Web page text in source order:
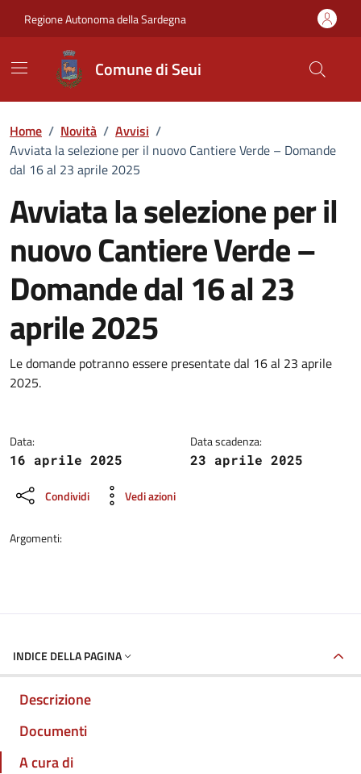
Regione Autonoma della Sardegna
Comune di Seui
Home / Novità / Avvisi /
Avviata la selezione per il nuovo Cantiere Verde – Domande
dal 16 al 23 aprile 2025
Avviata la selezione per il
nuovo Cantiere Verde –
Domande dal 16 al 23
aprile 2025
Dettagli della notizia
Le domande potranno essere presentate dal 16 al 23 aprile
2025.
Data:
16 aprile 2025
Data scadenza:
23 aprile 2025
Condividi Vedi azioni
Argomenti:
INDICE DELLA PAGINA
Descrizione
Documenti
A cura di